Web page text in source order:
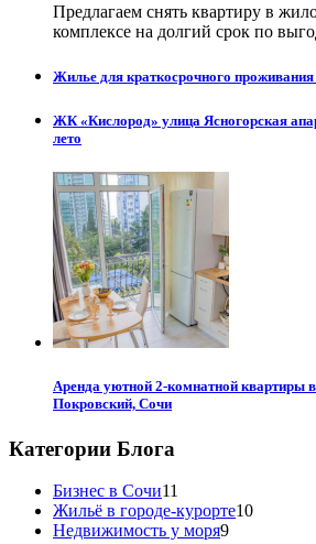
Предлагаем снять квартиру в
комплексе на долгий срок по
Жилье для краткосрочного
ЖК «Кислород» улица Ясногорская
лето
Аренда уютной 2-комнатной
Покровский, Сочи
Категории Блога
Бизнес в Сочи11
Жильё в городе-курорте10
Недвижимость у моря9